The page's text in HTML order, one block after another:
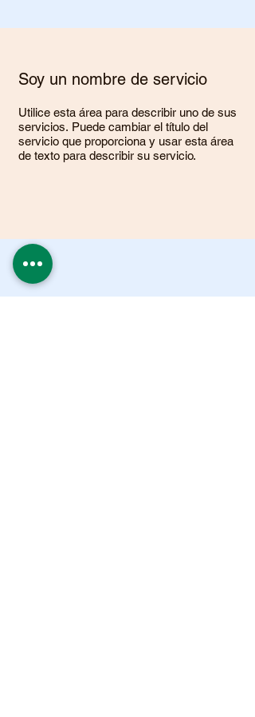
Soy un nombre de servicio
Utilice esta área para describir uno de sus
servicios. Puede cambiar el título del
servicio que proporciona y usar esta área
de texto para describir su servicio.